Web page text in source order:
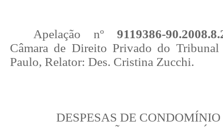
Apelação nº9119386-
Câmara de Direito Privado do
Paulo, Relator: Des. Cristina Zucchi.
DESPESAS DE